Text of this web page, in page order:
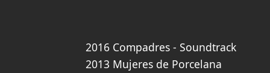
2016 Compadres - Soundtrack
2013 Mujeres de Porcelana